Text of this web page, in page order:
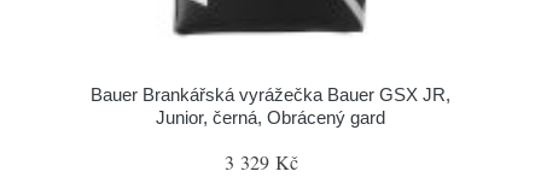
Bauer Brankářská vyrážečka Bauer GSX JR,
Junior, černá, Obrácený gard
3 329 Kč